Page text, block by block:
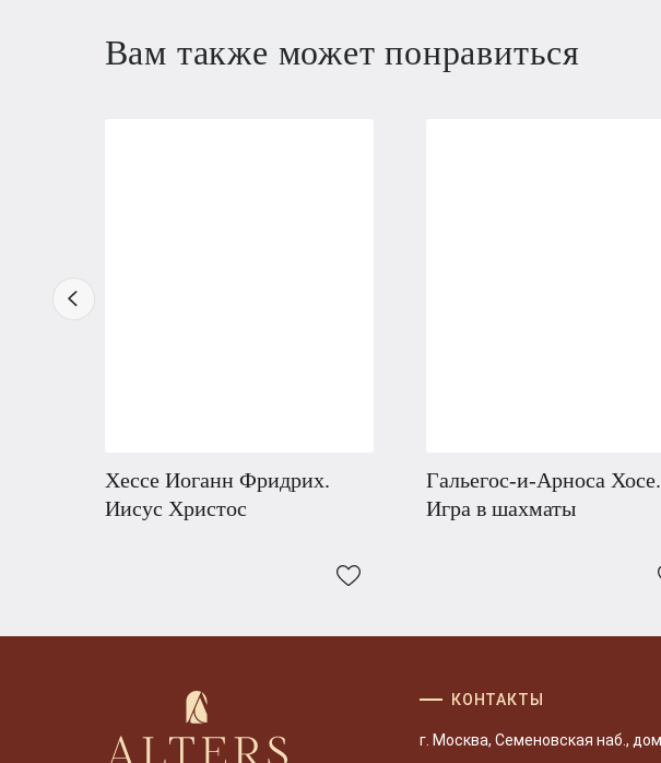
Вам также может понравиться
Хессе Иоганн Фридрих.
Иисус Христос
Гальегос-и-Арноса Хосе.
Игра в шахматы
КОНТАКТЫ
г. Москва, Семеновская наб.,